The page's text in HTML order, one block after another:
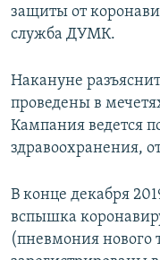
защиты от
служба ДУМК.
Накануне
проведены в
Кампания ведется
здравоохранения,
В конце декабря
вспышка
(пневмония нового